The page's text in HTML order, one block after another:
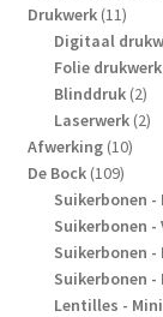
Drukwerk 1111
Digitaal
Folie drukwerk
Blinddruk 22
Laserwerk 22
Afwerking 1010
De Bock 109109
Suikerbonen -
Suikerbonen -
Suikerbonen
Suikerbonen
Lentilles -